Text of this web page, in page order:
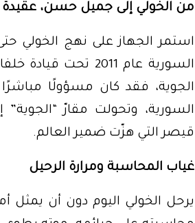
من الخولي إلى جميل حسن، عقيدة
استمر الجهاز على نهج الخولي
السورية عام
الجوية، فقد كان مسؤولًا
السورية، وتحولت مقارّ
قيصر التي هزّت ضمير العالم.
غياب المحاسبة ومرارة الرحيل
يرحل الخولي اليوم دون أن يمثل